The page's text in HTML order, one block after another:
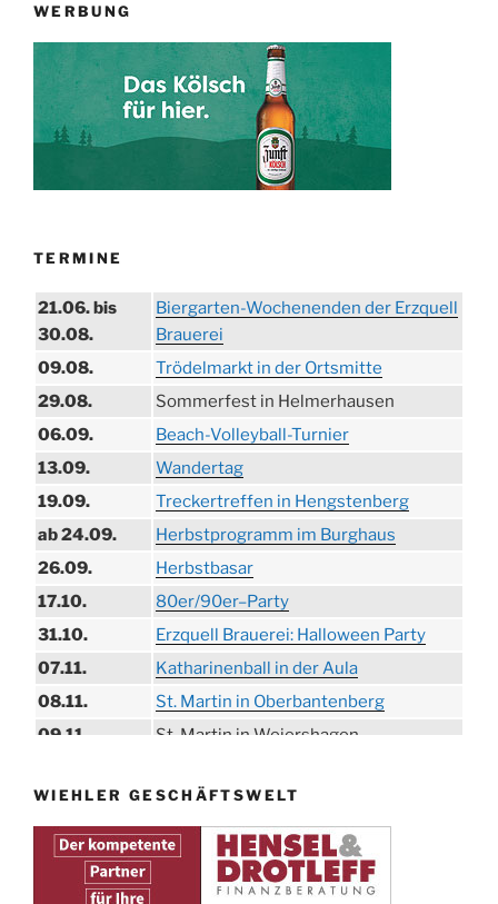
WERBUNG
TERMINE
21.06. bis
30.08.
Biergarten-Wochenenden der Erzquell
Brauerei
09.08.
Trödelmarkt in der Ortsmitte
29.08.
Sommerfest in Helmerhausen
06.09.
Beach-Volleyball-Turnier
13.09.
Wandertag
19.09.
Treckertreffen in Hengstenberg
ab 24.09.
Herbstprogramm im Burghaus
26.09.
Herbstbasar
17.10.
80er/90er–Party
31.10.
Erzquell Brauerei: Halloween Party
07.11.
Katharinenball in der Aula
08.11.
St. Martin in Oberbantenberg
09.11.
St. Martin in Weiershagen
11.11.
„DÜX“ im Burghaus
14.11.
Proklamation der Tollitäten
Konzert Bielsteiner Männerchor
WIEHLER GESCHÄFTSWELT